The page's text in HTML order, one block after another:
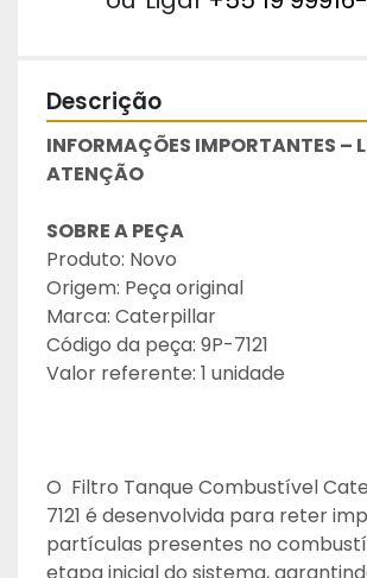
Descrição
INFORMAÇÕES IMPORTANTES –
ATENÇÃO
SOBRE A PEÇA
Produto: Novo
Origem: Peça original
Marca: Caterpillar
Código da peça: 9P-7121
Valor referente: 1 unidade
O  Filtro Tanque Combustível
7121 é desenvolvida para reter
partículas presentes no